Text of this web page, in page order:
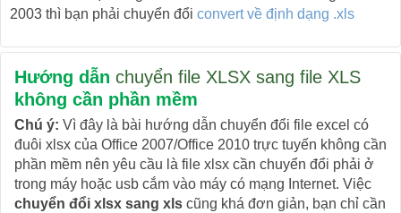
2003 thì bạn phải chuyển đổi convert về định dạng .xls
Hướng dẫn chuyển file XLSX sang file XLS
không cần phần mềm
Chú ý: Vì đây là bài hướng dẫn chuyển đổi file excel có
đuôi xlsx của Office 2007/Office 2010 trực tuyến không cần
phần mềm nên yêu cầu là file xlsx cần chuyển đổi phải ở
trong máy hoặc usb cắm vào máy có mạng Internet. Việc
chuyển đổi xlsx sang xls cũng khá đơn giản, bạn chỉ cần